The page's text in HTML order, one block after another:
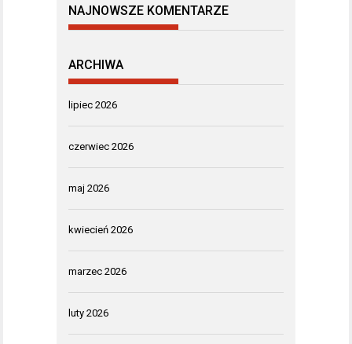
NAJNOWSZE KOMENTARZE
ARCHIWA
lipiec 2026
czerwiec 2026
maj 2026
kwiecień 2026
marzec 2026
luty 2026